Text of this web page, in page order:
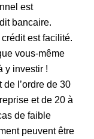
est
bancaire.
est facilité.
vous-même
y investir !
de l’ordre de 30
et de 20 à
de faible
peuvent être